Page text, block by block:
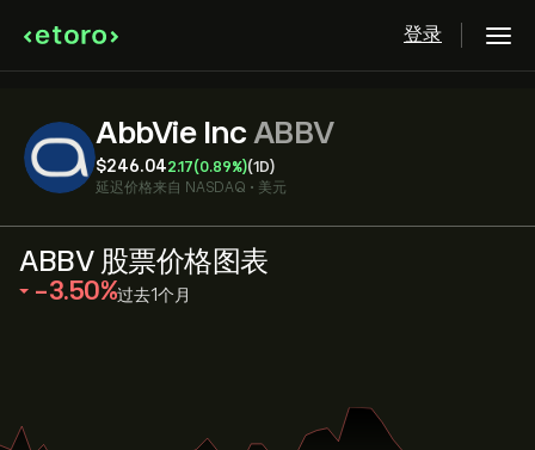
登录
AbbVie Inc ABBV
‎$‎246.042.17(0.89%)(1D)
延迟价格来自 NASDAQ • 美元
ABBV 股票价格图表
‎-3.50‎ 过去1个月